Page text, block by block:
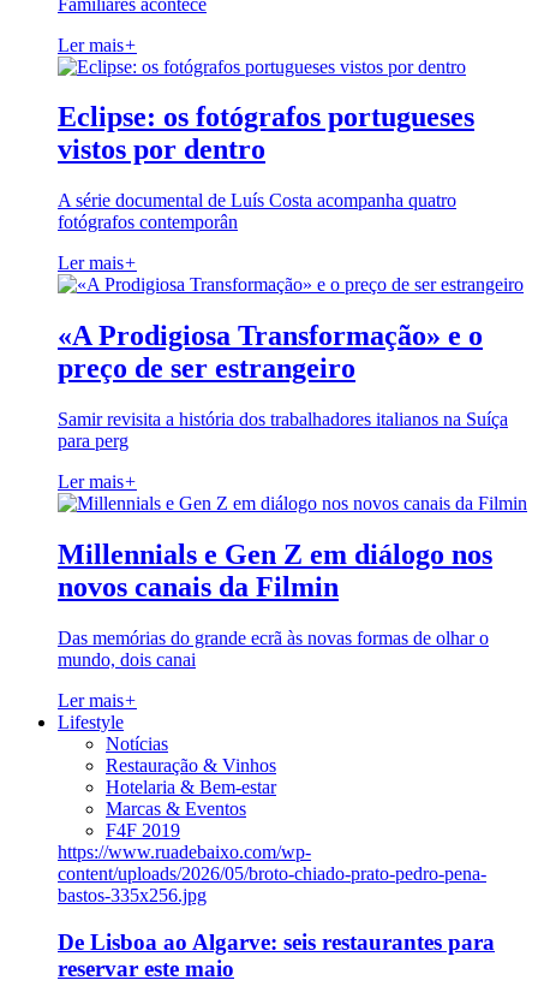
Ler mais+
Eclipse: os fotógrafos portugueses
vistos por dentro
A série documental de Luís Costa acompanha quatro
fotógrafos contemporân
Ler mais+
«A Prodigiosa Transformação» e o
preço de ser estrangeiro
Samir revisita a história dos trabalhadores italianos na Suíça
para perg
Ler mais+
Millennials e Gen Z em diálogo nos
novos canais da Filmin
Das memórias do grande ecrã às novas formas de olhar o
mundo, dois canai
Ler mais+
Lifestyle
Notícias
Restauração & Vinhos
Hotelaria & Bem-estar
Marcas & Eventos
F4F 2019
https://www.ruadebaixo.com/wp-
content/uploads/2026/05/broto-chiado-prato-pedro-pena-
bastos-335x256.jpg
De Lisboa ao Algarve: seis restaurantes para
reservar este maio